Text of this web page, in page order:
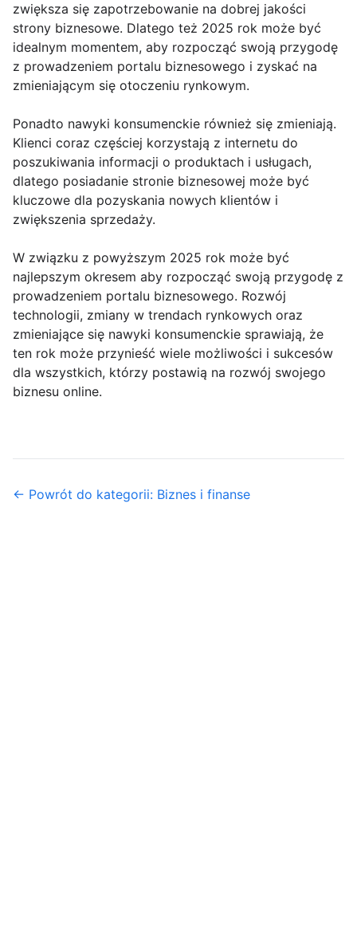
zwiększa się zapotrzebowanie na dobrej jakości
strony biznesowe. Dlatego też 2025 rok może być
idealnym momentem, aby rozpocząć swoją przygodę
z prowadzeniem portalu biznesowego i zyskać na
zmieniającym się otoczeniu rynkowym.
Ponadto nawyki konsumenckie również się zmieniają.
Klienci coraz częściej korzystają z internetu do
poszukiwania informacji o produktach i usługach,
dlatego posiadanie stronie biznesowej może być
kluczowe dla pozyskania nowych klientów i
zwiększenia sprzedaży.
W związku z powyższym 2025 rok może być
najlepszym okresem aby rozpocząć swoją przygodę z
prowadzeniem portalu biznesowego. Rozwój
technologii, zmiany w trendach rynkowych oraz
zmieniające się nawyki konsumenckie sprawiają, że
ten rok może przynieść wiele możliwości i sukcesów
dla wszystkich, którzy postawią na rozwój swojego
biznesu online.
← Powrót do kategorii: Biznes i finanse